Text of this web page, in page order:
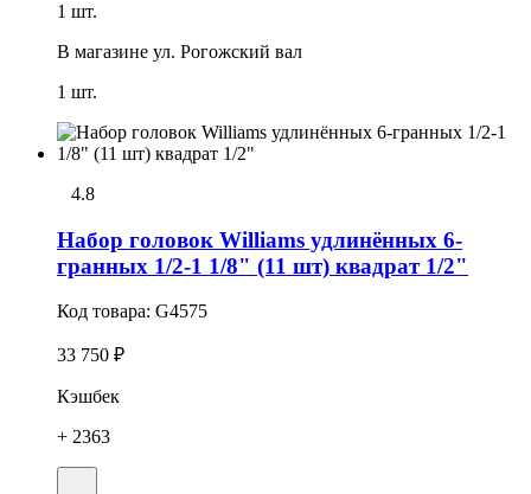
1 шт.
В магазине ул. Рогожский вал
1 шт.
4.8
Набор головок Williams удлинённых 6-
гранных 1/2-1 1/8" (11 шт) квадрат 1/2"
Код товара: G4575
33 750 ₽
Кэшбек
+ 2363